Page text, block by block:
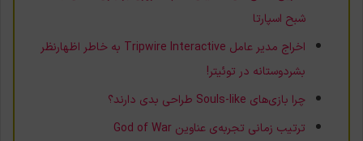
شبح اسپارتا
اخراج مدیر عامل Tripwire Interactive به خاطر اظهارنظر
بشردوستانه در توئیتر!
چرا بازی‌های Souls-like طراحی بدی دارند؟
ترتیب زمانی تجربه‌ی عناوین God of War